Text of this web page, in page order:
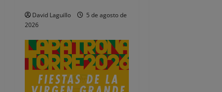
n
t
r
a
David Laguillo
5 de agosto de
2026